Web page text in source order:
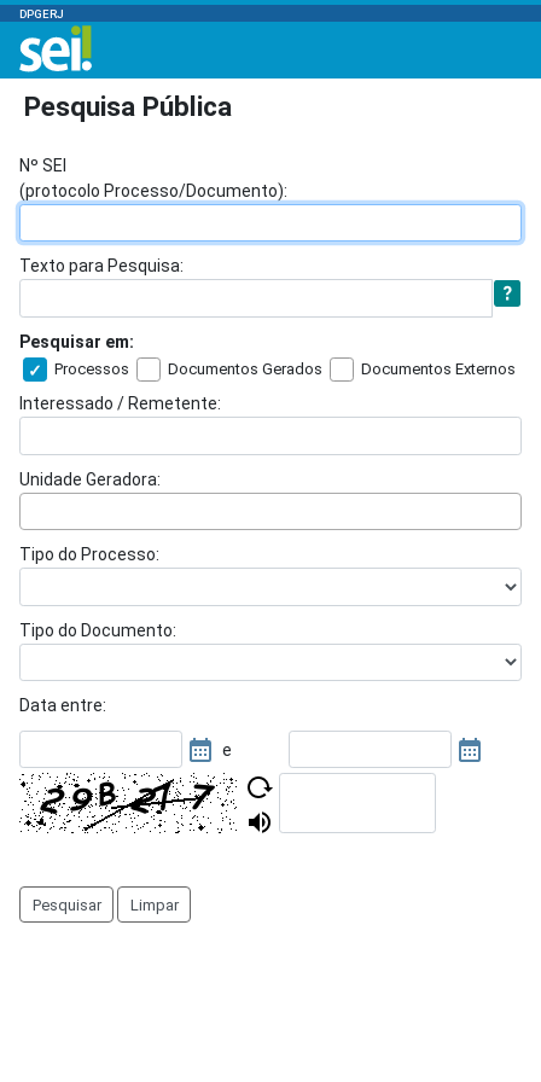
DPGERJ
Pesquisa Pública
Nº SEI
(protocolo Processo/Documento):
Texto para Pesquisa:
Pesquisar em:
Processos Documentos Gerados Documentos Externos
Interessado / Remetente:
Unidade Geradora:
Tipo do Processo:
Tipo do Documento:
Data entre:
e